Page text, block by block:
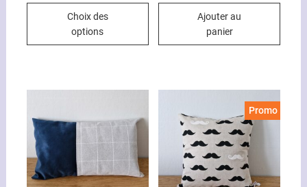
Choix des
options
Ce
Les
peuvent
choisies
Ajouter au
panier
Promo !